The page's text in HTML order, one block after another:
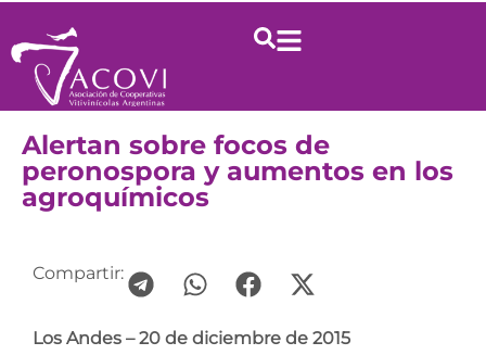
Alertan sobre focos de
peronospora y aumentos en los
agroquímicos
Compartir:
Los Andes – 20 de diciembre de 2015